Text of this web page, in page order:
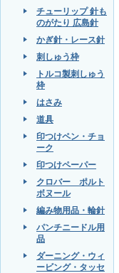
チューリップ 針も
のがたり 広島針
かぎ針・レース針
刺しゅう枠
トルコ製刺しゅう
枠
はさみ
道具
印つけペン・チョ
ーク
印つけペーパー
クロバー ポルト
ボヌール
編み物用品・輪針
パンチニードル用
品
ダーニング・ウィ
ービング・タッセ